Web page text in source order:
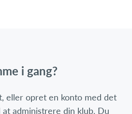
i gang?
eller opret en konto med det
at administrere din klub. Du